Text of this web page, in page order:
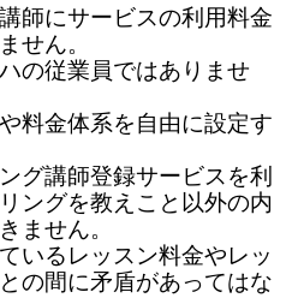
師にサービスの利用料金
せん。
の従業員ではありませ
料金体系を自由に設定す
グ講師登録サービスを利
ングを教えこと以外の内
ません。
いるレッスン料金やレッ
の間に矛盾があってはな